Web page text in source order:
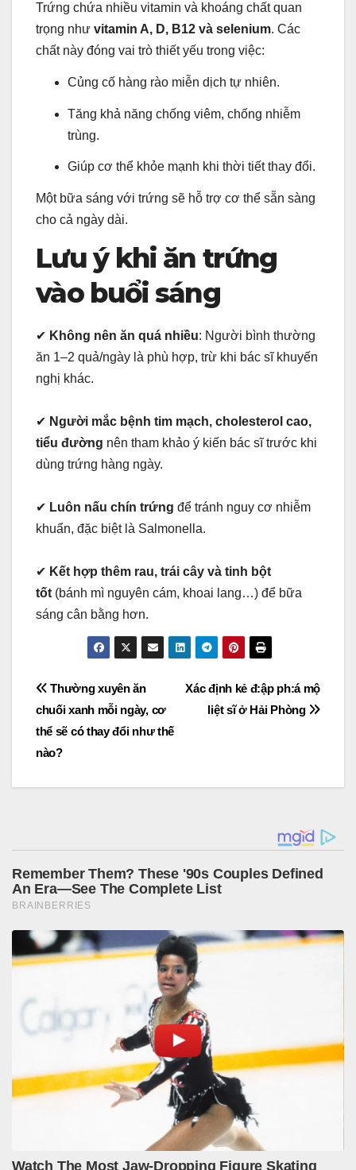
Trứng chứa nhiều vitamin và khoáng chất quan
trọng như vitamin A, D, B12 và selenium. Các
chất này đóng vai trò thiết yếu trong việc:
Củng cố hàng rào miễn dịch tự nhiên.
Tăng khả năng chống viêm, chống nhiễm
trùng.
Giúp cơ thể khỏe mạnh khi thời tiết thay đổi.
Một bữa sáng với trứng sẽ hỗ trợ cơ thể sẵn sàng
cho cả ngày dài.
Lưu ý khi ăn trứng
vào buổi sáng
✔ Không nên ăn quá nhiều: Người bình thường
ăn 1–2 quả/ngày là phù hợp, trừ khi bác sĩ khuyến
nghị khác.
✔ Người mắc bệnh tim mạch, cholesterol cao,
tiểu đường nên tham khảo ý kiến bác sĩ trước khi
dùng trứng hàng ngày.
✔ Luôn nấu chín trứng để tránh nguy cơ nhiễm
khuẩn, đặc biệt là Salmonella.
✔ Kết hợp thêm rau, trái cây và tinh bột
tốt (bánh mì nguyên cám, khoai lang…) để bữa
sáng cân bằng hơn.
Post
navigation
Xác định kẻ đ:ập ph:á mộ
liệt sĩ ở Hải Phòng
Thường xuyên ăn
chuối xanh mỗi ngày, cơ
thể sẽ có thay đổi như thế
nào?